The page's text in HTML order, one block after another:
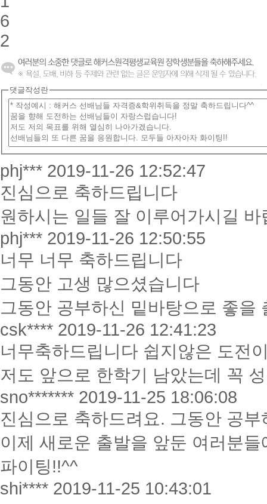
6
2
댓글작성란
phj*** 2019-11-26 12:52:47
진심으로 축하드립니다
원하시는 일들 잘 이루어가시길 바
phj*** 2019-11-26 12:50:55
너무 너무 축하드립니다
그동안 고생 많으셨습니다
그동안 공부하신 밑바탕으로 좋을
csk**** 2019-11-26 12:41:23
너무축하드립니다 쉽지않은 도전
저도 앞으로 한학기 남았는데 꼭
sno******* 2019-11-25 18:06:08
진심으로 축하드려요. 그동안 공
이제 새로운 출발을 앞둔 여러분
파이팅!!^^
shi**** 2019-11-25 10:43:01